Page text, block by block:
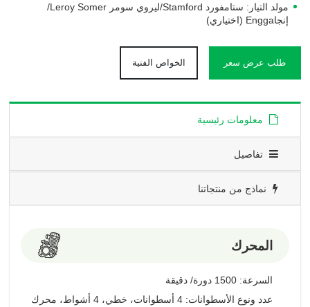
مولد التيار: ستامفورد Stamford/ليروي سومر Leroy Somer/
إنجاEngga (اختياري)
طلب عرض سعر الخواص الفنية
معلومات رئيسية
تفاصيل
نماذج من منتجاتنا
المحرك
السرعة: 1500 دورة/ دقيقة
عدد ونوع الأسطوانات: 4 أسطوانات، خطي، 4 أشواط، محرك